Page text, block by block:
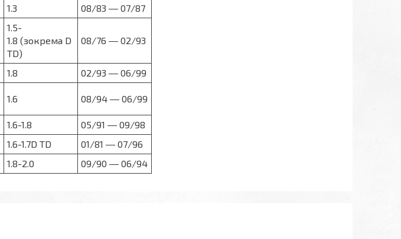
1.3 08/83 ― 07/87
1.5-
1.8 (зокрема D
TD)
08/76 ― 02/93
1.8 02/93 ― 06/99
1.6 08/94 ― 06/99
1.6-1.8
05/91 ― 09/98
1.6-1.7D TD
01/81 ― 07/96
1.8-2.0 09/90 ― 06/94